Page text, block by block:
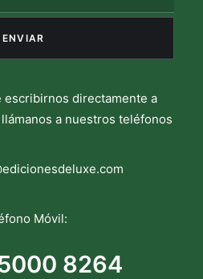
escribirnos directamente a
a nuestros teléfonos
Móvil:
8264